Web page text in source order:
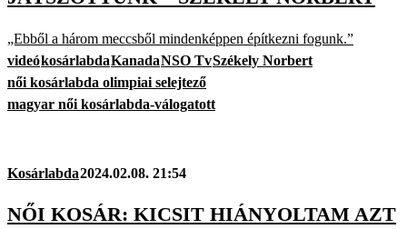
„Ebből a három meccsből mindenképpen építkezni fogunk.”
videókosárlabdaKanadaNSO TvSzékely Norbert
női kosárlabda olimpiai selejtező
magyar női kosárlabda-válogatott
Kosárlabda2024.02.08. 21:54
NŐI KOSÁR: KICSIT HIÁNYOLTAM AZT